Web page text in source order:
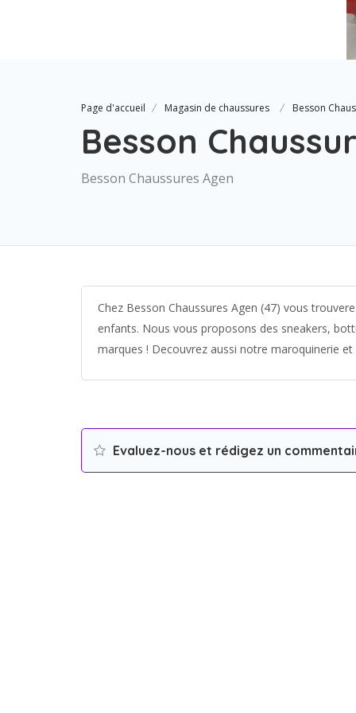
Page d'accueil Magasin de chaussures Besson
Besson
Besson Chaussures Agen
Chez Besson Chaussures Agen (47) vous
enfants. Nous vous proposons des sneakers,
marques ! Decouvrez aussi notre maroquinerie
Evaluez-nous et rédigez un